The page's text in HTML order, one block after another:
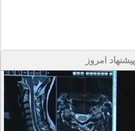
پیشنهاد امروز